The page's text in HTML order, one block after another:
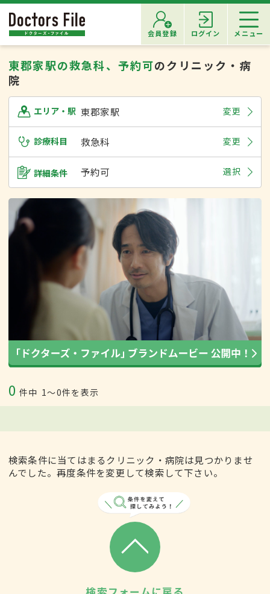
会員登録 ログイン メニュー
東郡家駅の救急科、予約可のクリニック・病
院
エリア・駅 東郡家駅 変更
診療科目 救急科 変更
詳細条件 予約可 選択
0 件中 1〜0件を表示
検索条件に当てはまるクリニック・病院は見つかりませ
んでした。再度条件を変更して検索して下さい。